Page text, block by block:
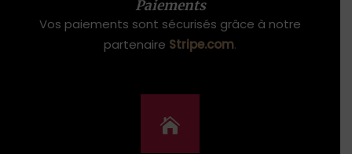
Paiements
Vos paiements sont sécurisés grâce à notre
partenaire Stripe.com.